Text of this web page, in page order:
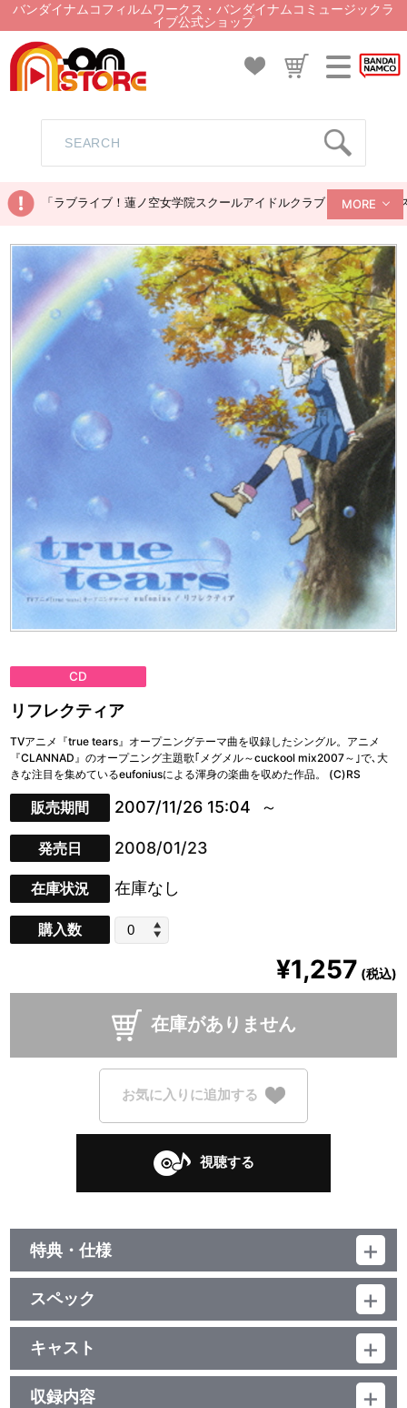
バンダイナムコフィルムワークス・バンダイナムコミュージックラ
イブ公式ショップ
「ラブライブ！蓮ノ空女学院スクールアイドルクラブ ぬいぐるみ
MORE
CD
リフレクティア
TVアニメ『true tears』オープニングテーマ曲を収録したシングル。アニメ
『CLANNAD』のオープニング主題歌｢メグメル～cuckool mix2007～｣で､大
きな注目を集めているeufoniusによる渾身の楽曲を収めた作品。 (C)RS
販売期間 2007/11/26 15:04
発売日 2008/01/23
在庫状況 在庫なし
購入数
¥1,257 (税込)
在庫がありません
お気に入りに追加する
視聴する
特典・仕様
他、仕様
描き下ろしジャケット
スペック
品番：LACM-4459
ジャンル：国内アニメ音楽
シングル
／19分
キャスト
eufonius
収録内容